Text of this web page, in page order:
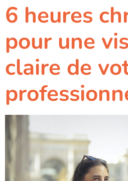
6 heures
pour une
claire de